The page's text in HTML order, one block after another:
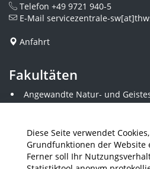
Diese Seite verwendet
Grundfunktionen der Website
Ferner soll Ihr
Telefon +49 9721 940-5
E-Mail servicezentrale-
Anfahrt
Fakultäten
Angewandte Natur- und
Angewandte
Elektrotechnik
Gestaltung
Informatik und
Kunststofftechnik und